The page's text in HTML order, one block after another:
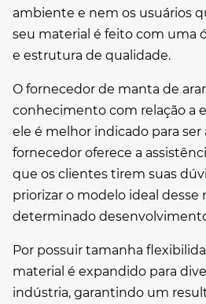
ambiente e nem os usuários
seu material é feito com uma
e estrutura de qualidade.
O fornecedor de manta de
conhecimento com relação a
ele é melhor indicado para ser
fornecedor oferece a
que os clientes tirem suas
priorizar o modelo ideal desse
determinado
Por possuir tamanha
material é expandido para
indústria, garantindo um